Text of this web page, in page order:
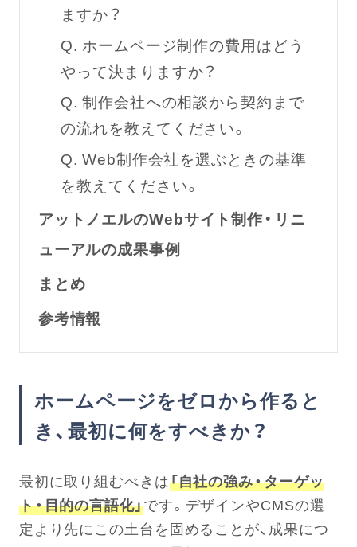
ますか？
Q. ホームページ制作の費用はどう
やって決まりますか？
Q. 制作会社への相談から契約まで
の流れを教えてください。
Q. Web制作会社を選ぶときの基準
を教えてください。
アットノエルのWebサイト制作・リニ
ューアルの成果事例
まとめ
参考情報
ホームページをゼロから作ると
き、最初に何をすべきか？
最初に取り組むべきは「自社の強み・ターゲッ
ト・目的の言語化」です。デザインやCMSの選
定より先にこの土台を固めることが、成果につ